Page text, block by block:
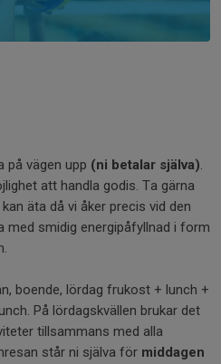
på vägen upp (ni betalar själva).
att handla godis. Ta gärna
äta då vi åker precis vid den
med smidig energipåfyllnad i form
boende, lördag frukost + lunch +
På lördagskvällen brukar det
tillsammans med alla
står ni själva för middagen